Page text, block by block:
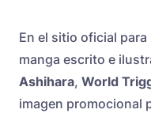
En el sitio oficial
manga escrito e
Ashihara, World
imagen promocional